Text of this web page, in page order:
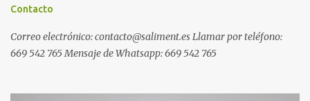
pensamos en alguien que hace tiempo que no vemos y, de repente,
deseamos algo con intensidad y, contra toda probabilidad, termina
materializándose. O cuando experimentamos a diario una
Contacto
Correo electrónico: contacto@saliment.es Llamar por teléfono:
669 542 765 Mensaje de Whatsapp: 669 542 765